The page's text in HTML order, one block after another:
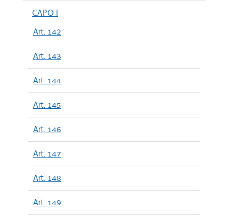
CAPO I
Art. 142
Art. 143
Art. 144
Art. 145
Art. 146
Art. 147
Art. 148
Art. 149